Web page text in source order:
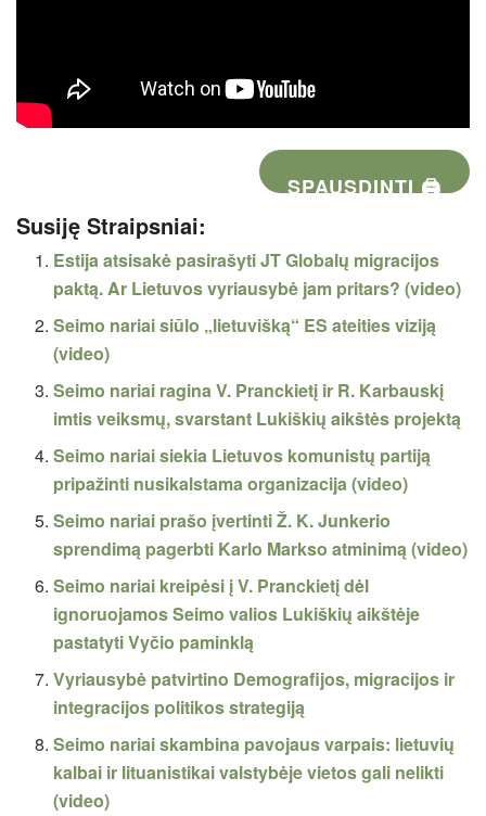
SPAUSDINTI 🖨
Susiję Straipsniai:
Estija atsisakė pasirašyti JT Globalų migracijos
paktą. Ar Lietuvos vyriausybė jam pritars? (video)
Seimo nariai siūlo „lietuvišką“ ES ateities viziją
(video)
Seimo nariai ragina V. Pranckietį ir R. Karbauskį
imtis veiksmų, svarstant Lukiškių aikštės projektą
Seimo nariai siekia Lietuvos komunistų partiją
pripažinti nusikalstama organizacija (video)
Seimo nariai prašo įvertinti Ž. K. Junkerio
sprendimą pagerbti Karlo Markso atminimą (video)
Seimo nariai kreipėsi į V. Pranckietį dėl
ignoruojamos Seimo valios Lukiškių aikštėje
pastatyti Vyčio paminklą
Vyriausybė patvirtino Demografijos, migracijos ir
integracijos politikos strategiją
Seimo nariai skambina pavojaus varpais: lietuvių
kalbai ir lituanistikai valstybėje vietos gali nelikti
(video)